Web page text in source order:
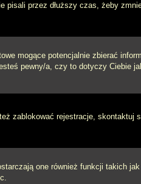
pisali przez dłuższy czas, żeby
mogące potencjalnie zbierać
pewny/a, czy to dotyczy Ciebie
zablokować rejestracje,
one również funkcji takich